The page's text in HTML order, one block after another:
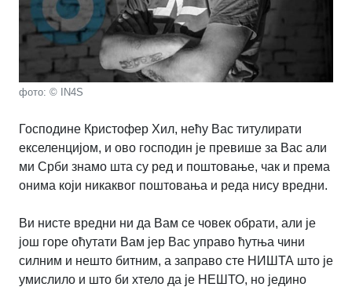
фото: © IN4S
Господине Кристофер Хил, нећу Вас титулирати
екселенцијом, и ово господин је превише за Вас али
ми Срби знамо шта су ред и поштовање, чак и према
онима који никаквог поштовања и реда нису вредни.
Ви нисте вредни ни да Вам се човек обрати, али је
још горе оћутати Вам јер Вас управо ћутња чини
силним и нешто битним, а заправо сте НИШТА што је
умислило и што би хтело да је НЕШТО, но једино